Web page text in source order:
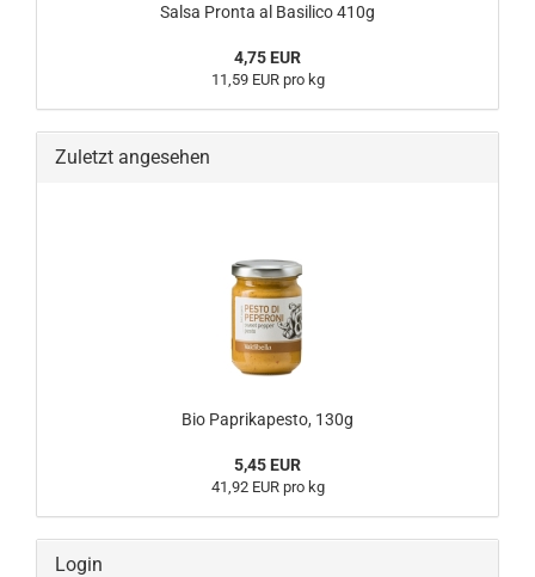
Salsa Pronta al Basilico 410g
4,75 EUR
11,59 EUR pro kg
Zuletzt angesehen
Bio Paprikapesto, 130g
5,45 EUR
41,92 EUR pro kg
Login